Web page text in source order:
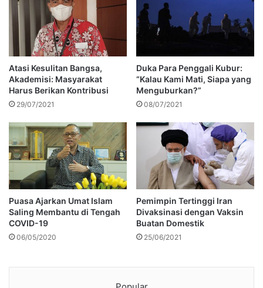
Atasi Kesulitan Bangsa,
Akademisi: Masyarakat
Harus Berikan Kontribusi
29/07/2021
Duka Para Penggali Kubur:
“Kalau Kami Mati, Siapa yang
Menguburkan?”
08/07/2021
Puasa Ajarkan Umat Islam
Saling Membantu di Tengah
COVID-19
06/05/2020
Pemimpin Tertinggi Iran
Divaksinasi dengan Vaksin
Buatan Domestik
25/06/2021